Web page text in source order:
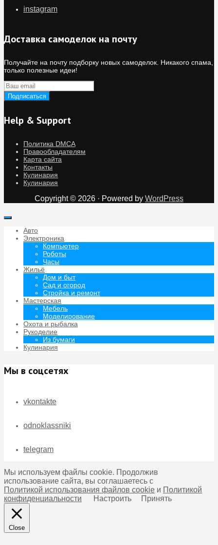
instagram
Доставка самоделок на почту
Получайте на почту подборку новых самоделок. Никакого спама,
только полезные идеи!
Help & Support
Политика DMCA
Правообладателям
Карта сайта
Контакты
Кулинария
Кулинария
Copyright © 2026 · Powered by WordPress
Авто
Электроника
Компьютер
Роботы
Часы
Жильё
Дом и быт
Сад и огород
Стройка и ремонт
Мастерская
Мебель
Моделирование
Охота и рыбалка
Рукоделие
Из бумаги
Кулинария
Мы в соцсетях
vkontakte
odnoklassniki
telegram
Мы используем файлы cookie. Продолжив
использование сайта, вы соглашаетесь с
Политикой использования файлов cookie и Политикой
конфиденциальности
Настроить Принять
Close